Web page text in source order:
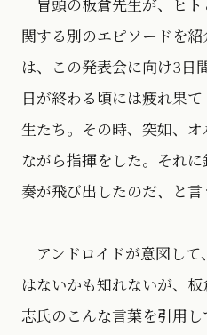
関する別のエピソードを
は、この発表会に向け3日
日が終わる頃には疲れ果
生たち。その時、突如、
ながら指揮をした。それ
奏が飛び出したのだ、と言
アンドロイドが意図して
はないかも知れないが、
志氏のこんな言葉を引用